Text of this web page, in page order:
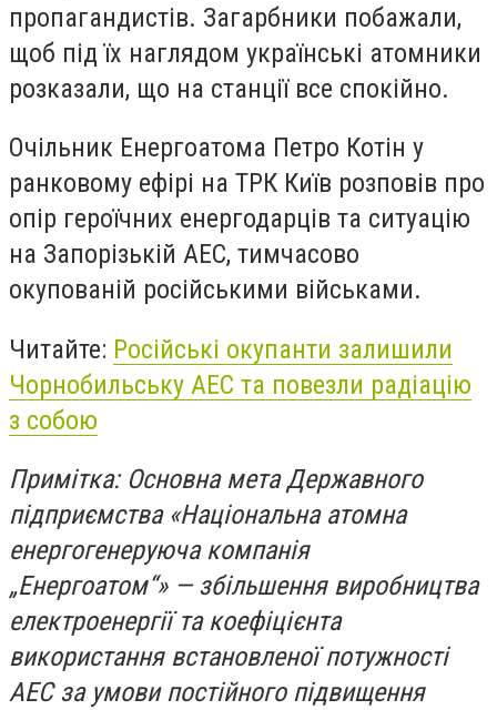
пропагандистів. Загарбники побажали,
щоб під їх наглядом українські атомники
розказали, що на станції все спокійно.
Очільник Енергоатома Петро Котін у
ранковому ефірі на ТРК Київ розповів про
опір героїчних енергодарців та ситуацію
на Запорізькій АЕС, тимчасово
окупованій російськими військами.
Читайте: Російські окупанти залишили
Чорнобильську АЕС та повезли радіацію
з собою
Примітка: Основна мета Державного
підприємства «Національна атомна
енергогенеруюча компанія
„Енергоатом“» — збільшення виробництва
електроенергії та коефіцієнта
використання встановленої потужності
АЕС за умови постійного підвищення